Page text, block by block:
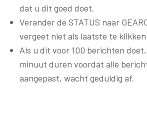
dat u dit goed doet.
Verander de STATUS naar
vergeet niet als laatste te klikken
Als u dit voor 100 berichten
minuut duren voordat alle
aangepast, wacht geduldig af.